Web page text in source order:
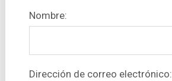
Nombre:
Dirección de correo electrónico: